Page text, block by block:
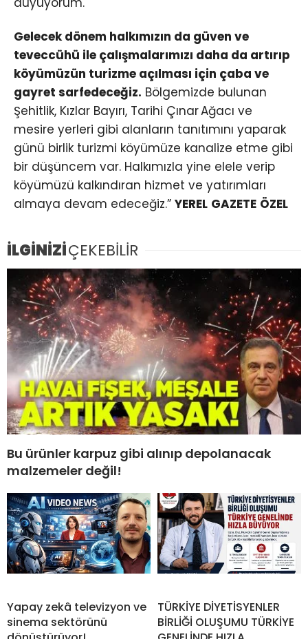
Gelecek dönem halkımızın da güven ve
teveccühü ile çalışmalarımızı daha da artırıp
köyümüzün turizme açılması için çaba ve
gayret sarfedeceğiz. Bölgemizde bulunan
Şehitlik, Kızlar Bayırı, Tarihi Çınar Ağacı ve
mesire yerleri gibi alanların tanıtımını yaparak
günü birlik turizmi köyümüze kanalize etme gibi
bir düşüncem var. Halkımızla yine elele verip
köyümüzü kalkındıran hizmet ve yatırımları
almaya devam edeceğiz.” YEREL GAZETE ÖZEL
İLGİNİZİÇEKEBİLİR
Bu ürünler karpuz gibi alınıp depolanacak
malzemeler değil!
Yapay zekâ televizyon ve
sinema sektörünü
TÜRKİYE DİYETİSYENLER
BİRLİĞİ OLUŞUMU TÜRKİYE